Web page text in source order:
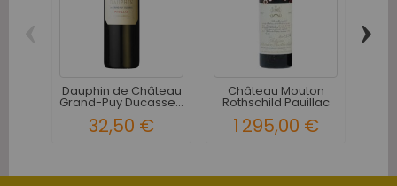
Dauphin de Château
Grand-Puy Ducasse...
32,50 €
Château Mouton
Rothschild Pauillac
1 295,00 €
›